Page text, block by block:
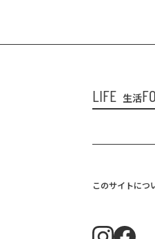
LIFE 生活
このサイトにつ